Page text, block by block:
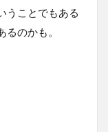
うことでもある
のかも。